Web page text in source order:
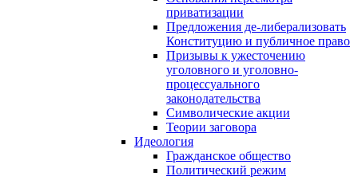
приватизации
Предложения де-либерализовать
Конституцию и публичное право
Призывы к ужесточению
уголовного и уголовно-
процессуального
законодательства
Символические акции
Теории заговора
Идеология
Гражданское общество
Политический режим